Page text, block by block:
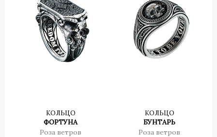
КОЛЬЦО
ФОРТУНА
Роза ветров
КОЛЬЦО
БУНТАРЬ
Роза ветров